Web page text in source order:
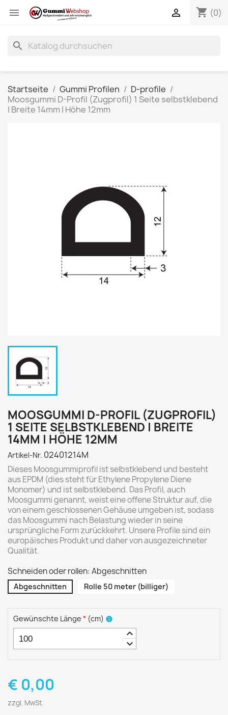
 shopping_cart (0)

search
Startseite Gummi Profilen
D-profile
Moosgummi D-Profil (Zugprofil) 1 Seite selbstklebend
| Breite 14mm | Höhe 12mm
MOOSGUMMI D-PROFIL (ZUGPROFIL)
1 SEITE SELBSTKLEBEND | BREITE
14MM | HÖHE 12MM
Artikel-Nr. 02401214M
Dieses Moosgummiprofil ist selbstklebend und besteht
aus EPDM (dies steht für Ethylene Propylene Diene
Monomer) und ist selbstklebend. Das Profil, auch
Moosgummi genannt, weist eine offene Struktur auf, die
von einem geschlossenen Gehäuse umgeben ist, sodass
das Moosgummi nach Belastung wieder in seine
ursprüngliche Form zurückkehrt. Unsere Profile sind ein
europäisches Produkt und daher von ausgezeichneter
Qualität.
Schneiden oder rollen: Abgeschnitten
Abgeschnitten Rolle 50 meter (billiger)
Gewünschte Länge * (cm) info
keyboard_arrow_up
keyboard_arrow_down
€ 0,00
zzgl. MwSt.